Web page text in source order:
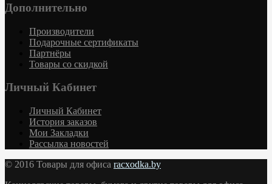
Дополнительно
Производители
Подарочные сертификаты
Партнёры
Товары со скидкой
Личный Кабинет
Личный Кабинет
История заказов
Мои Закладки
Рассылка новостей
© 2016 Товары для офиса racxodka.by